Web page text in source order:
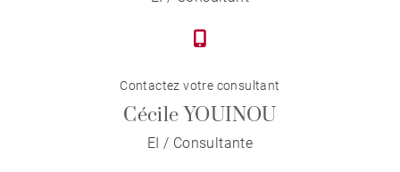
Contactez votre consultant
Cécile YOUINOU
EI / Consultante